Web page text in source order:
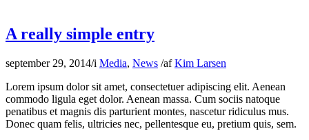
A really simple entry
september 29, 2014/i Media, News /afKim Larsen
Lorem ipsum dolor sit amet, consectetuer adipiscing elit. Aenean
commodo ligula eget dolor. Aenean massa. Cum sociis natoque
penatibus et magnis dis parturient montes, nascetur ridiculus mus.
Donec quam felis, ultricies nec, pellentesque eu, pretium quis, sem.